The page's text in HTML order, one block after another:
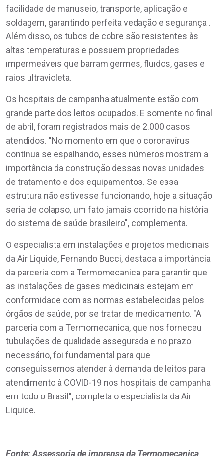
facilidade de manuseio, transporte, aplicação e
soldagem, garantindo perfeita vedação e segurança .
Além disso, os tubos de cobre são resistentes às
altas temperaturas e possuem propriedades
impermeáveis que barram germes, fluidos, gases e
raios ultravioleta.
Os hospitais de campanha atualmente estão com
grande parte dos leitos ocupados. E somente no final
de abril, foram registrados mais de 2.000 casos
atendidos. "No momento em que o coronavírus
continua se espalhando, esses números mostram a
importância da construção dessas novas unidades
de tratamento e dos equipamentos. Se essa
estrutura não estivesse funcionando, hoje a situação
seria de colapso, um fato jamais ocorrido na história
do sistema de saúde brasileiro", complementa.
O especialista em instalações e projetos medicinais
da Air Liquide, Fernando Bucci, destaca a importância
da parceria com a Termomecanica para garantir que
as instalações de gases medicinais estejam em
conformidade com as normas estabelecidas pelos
órgãos de saúde, por se tratar de medicamento. "A
parceria com a Termomecanica, que nos forneceu
tubulações de qualidade assegurada e no prazo
necessário, foi fundamental para que
conseguíssemos atender à demanda de leitos para
atendimento à COVID-19 nos hospitais de campanha
em todo o Brasil", completa o especialista da Air
Liquide.
Fonte: Assessoria de imprensa da Termomecanica